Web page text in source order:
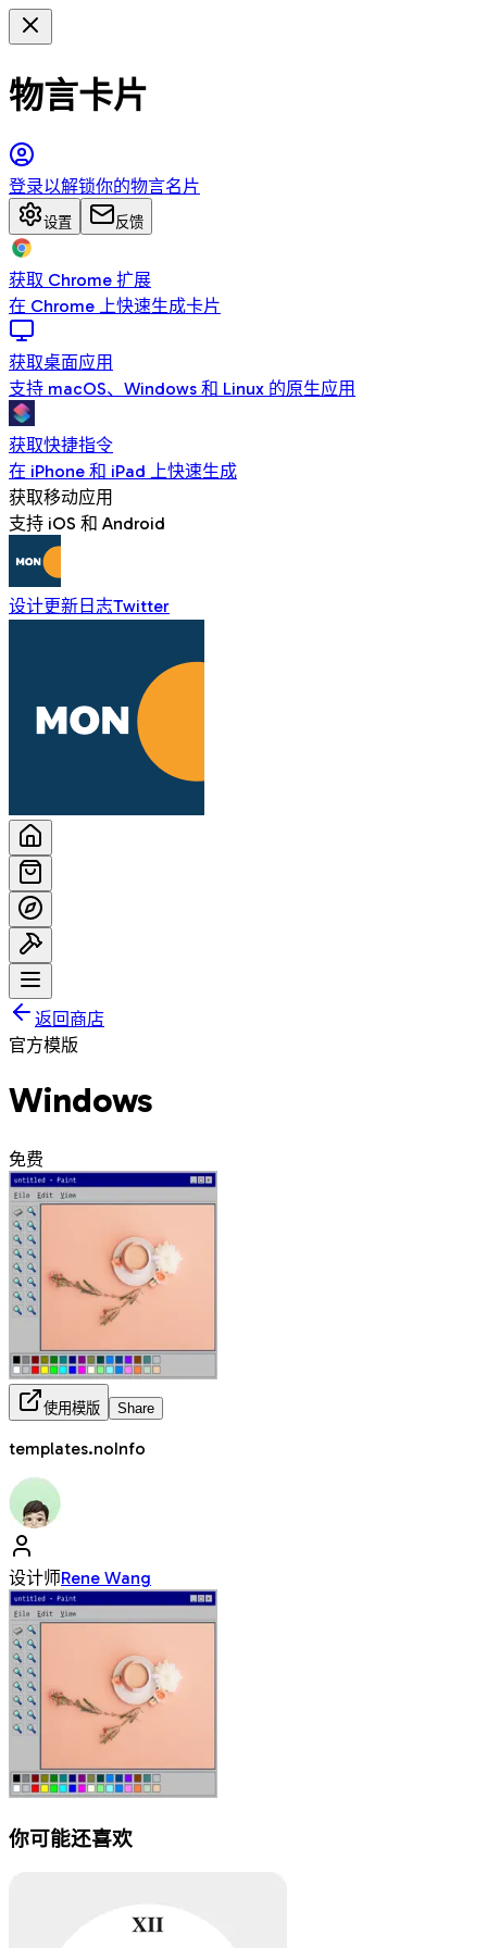
物言卡片
登录以解锁你的物言名片
设置 反馈
获取 Chrome 扩展
在 Chrome 上快速生成卡片
获取桌面应用
支持 macOS、Windows 和 Linux 的原生应用
获取快捷指令
在 iPhone 和 iPad 上快速生成
获取移动应用
支持 iOS 和 Android
设计更新日志Twitter
返回商店
官方模版
Windows
免费
使用模版 Share
templates.noInfo
设计师Rene Wang
你可能还喜欢